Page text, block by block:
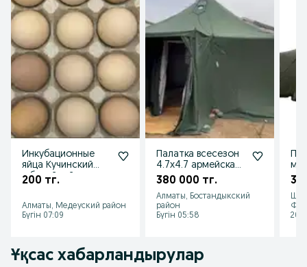
Инкубационные
яйца Кучинский
юбилейный
200 тг.
Алматы, Медеуский район
Бүгін 07:09
Палатка всесезон
4.7х4.7 армейская
палатка летняя
380 000 тг.
Алматы, Бостандыкский
район
Бүгін 05:58
Ұқсас хабарландырулар